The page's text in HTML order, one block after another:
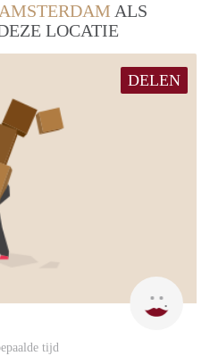
AMSTERDAM ALS
LOCATIE
DELEN
tijd